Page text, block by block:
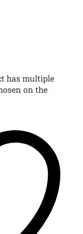
has multiple
on the